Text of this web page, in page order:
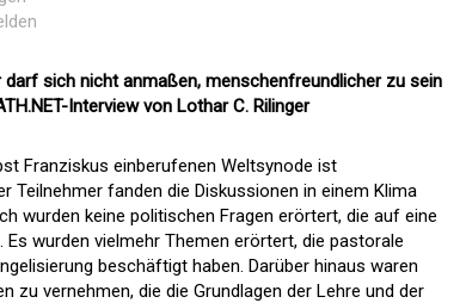
darf sich nicht anmaßen, menschenfreundlicher zu sein
Interview von Lothar C. Rilinger
Franziskus einberufenen Weltsynode ist
fanden die Diskussionen in einem Klima
wurden keine politischen Fragen erörtert, die auf eine
wurden vielmehr Themen erörtert, die pastorale
beschäftigt haben. Darüber hinaus waren
zu vernehmen, die die Grundlagen der Lehre und der